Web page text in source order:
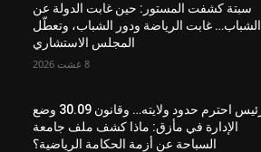
سبتة كشفت المستور: حين غابت الدولة عن
الشباب… غابت الرياضة ودور الشباب، وتعطّل
المجلس الاستشاري
8 غشت 2026
رئيس احترم حدود ولايته… وقانون 30.09 وضع
الإدارة في مأزق: ماذا كشف ملف جامعة
السباحة عن أزمة الحكامة الرياضية؟